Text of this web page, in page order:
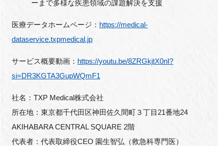
ーまで多様な疾患領域の課題解決を支援
医療データホームページ： https://medical-
dataservice.txpmedical.jp
サービス概要動画： https://youtu.be/8ZRGkjtX0nI?
si=DR3KGTA3GupWQmF1
社名：TXP Medical株式会社
所在地：東京都千代田区神田佐久間町３丁目21番地24
AKIHABARA CENTRAL SQUARE 2階
代表者：代表取締役CEO 園生智弘（救急科専門医）